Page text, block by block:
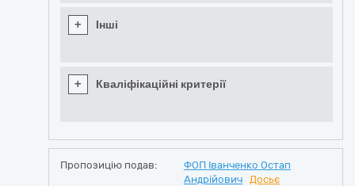
+ Інші
+ Кваліфікаційні критерії
Пропозицію подав:
ФОП Іванченко Остап
Андрійович
Досьє